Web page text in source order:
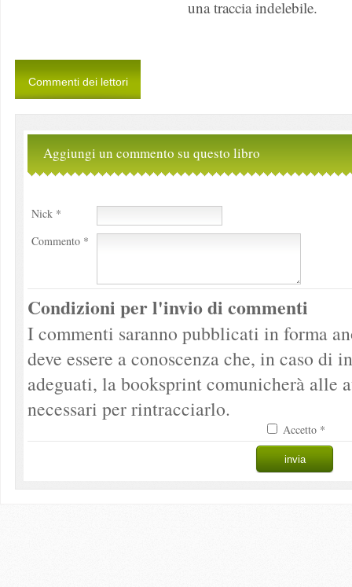
una traccia indelebile.
Commenti dei lettori
Aggiungi un commento su questo libro
Nick *
Commento *
Condizioni per l'invio di commenti
I commenti saranno pubblicati in forma
deve essere a conoscenza che, in caso di
adeguati, la booksprint comunicherà alle
necessari per rintracciarlo.
Accetto *